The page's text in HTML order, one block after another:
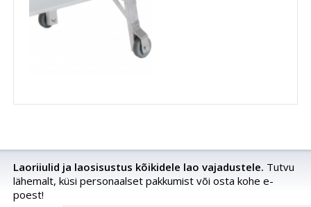
Laoriiulid ja laosisustus kõikidele lao vajadustele. Tutvu
lähemalt, küsi personaalset pakkumist või osta kohe e-
poest!